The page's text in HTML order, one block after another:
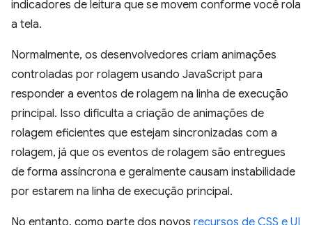
indicadores de leitura que se movem conforme você rola
a tela.
Normalmente, os desenvolvedores criam animações
controladas por rolagem usando JavaScript para
responder a eventos de rolagem na linha de execução
principal. Isso dificulta a criação de animações de
rolagem eficientes que estejam sincronizadas com a
rolagem, já que os eventos de rolagem são entregues
de forma assíncrona e geralmente causam instabilidade
por estarem na linha de execução principal.
No entanto, como parte dos novos recursos de CSS e UI